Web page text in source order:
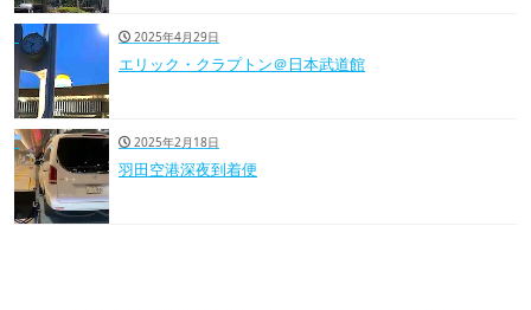
2025年4月29日
エリック・クラプトン＠日本武道館
2025年2月18日
羽田空港深夜到着便